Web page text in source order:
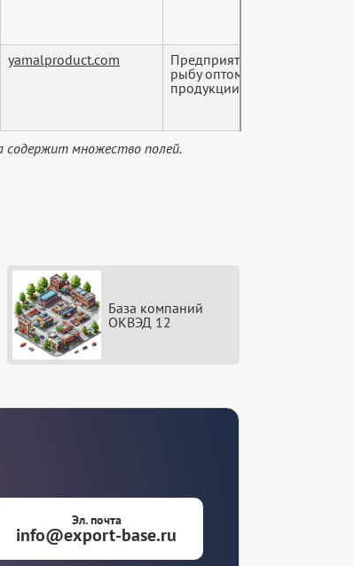
yamalproduct.com
Предприятие «Yamal
рыбу оптом. Осуществляем
продукции ...
содержит множество полей.
База компаний
ОКВЭД 12
Эл. почта
info@export-base.ru